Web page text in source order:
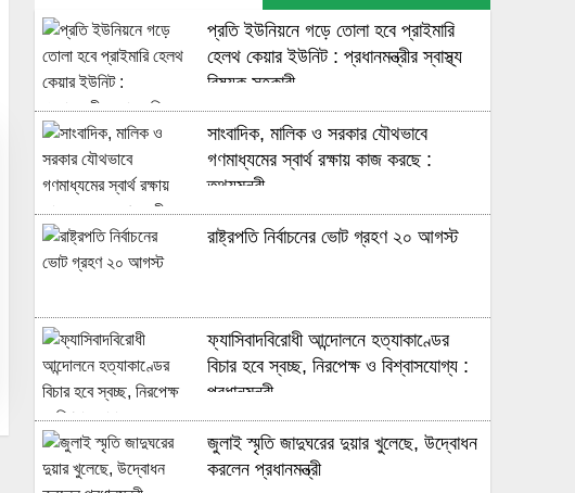
প্রতি ইউনিয়নে গড়ে তোলা হবে প্রাইমারি
হেলথ কেয়ার ইউনিট : প্রধানমন্ত্রীর স্বাস্থ্য
বিষয়ক সহকারী
সাংবাদিক, মালিক ও সরকার যৌথভাবে
গণমাধ্যমের স্বার্থ রক্ষায় কাজ করছে :
তথ্যমন্ত্রী
রাষ্ট্রপতি নির্বাচনের ভোট গ্রহণ ২০ আগস্ট
ফ্যাসিবাদবিরোধী আন্দোলনে হত্যাকাণ্ডের
বিচার হবে স্বচ্ছ, নিরপেক্ষ ও বিশ্বাসযোগ্য :
প্রধানমন্ত্রী
জুলাই স্মৃতি জাদুঘরের দুয়ার খুলেছে, উদ্বোধন
করলেন প্রধানমন্ত্রী